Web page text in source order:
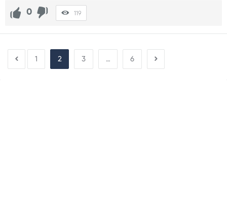
0 119
1 2 3 … 6